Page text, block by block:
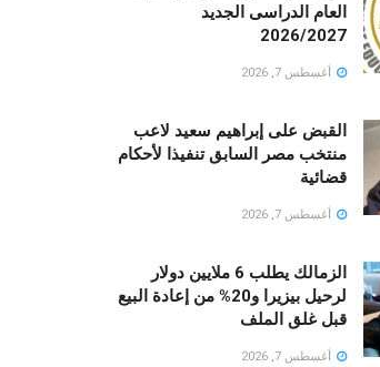
العام الدراسى الجديد
2026/2027
أغسطس 7, 2026
القبض على إبراهيم سعيد لاعب
منتخب مصر السابق تنفيذا لأحكام
قضائية
أغسطس 7, 2026
الزمالك يطلب 6 ملايين دولار
لرحيل بيزيرا و20% من إعادة البيع
قبل غلق الملف
أغسطس 7, 2026